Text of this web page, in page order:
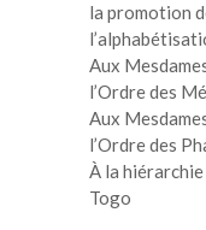
la promotion
Aux
l’Ordre des
Aux
l’Ordre des
À la
Togo